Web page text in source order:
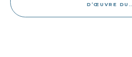
D’ŒUVRE